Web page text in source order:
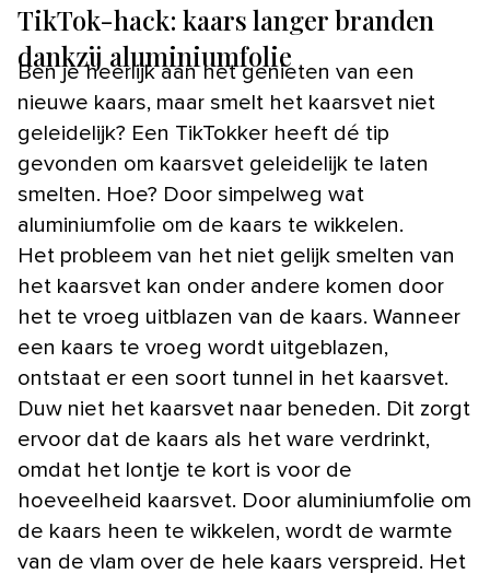
TikTok-hack: kaars langer branden
dankzij aluminiumfolie
Ben je heerlijk aan het genieten van een
nieuwe kaars, maar smelt het kaarsvet niet
geleidelijk? Een TikTokker heeft dé tip
gevonden om kaarsvet geleidelijk te laten
smelten. Hoe? Door simpelweg wat
aluminiumfolie om de kaars te wikkelen.
Het probleem van het niet gelijk smelten van
het kaarsvet kan onder andere komen door
het te vroeg uitblazen van de kaars. Wanneer
een kaars te vroeg wordt uitgeblazen,
ontstaat er een soort tunnel in het kaarsvet.
Duw niet het kaarsvet naar beneden. Dit zorgt
ervoor dat de kaars als het ware verdrinkt,
omdat het lontje te kort is voor de
hoeveelheid kaarsvet. Door aluminiumfolie om
de kaars heen te wikkelen, wordt de warmte
van de vlam over de hele kaars verspreid. Het